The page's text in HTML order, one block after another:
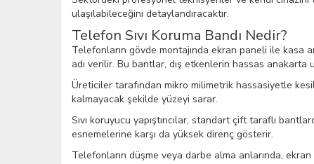
ulaşılabileceğini detaylandıracaktır.
Telefon Sıvı Koruma Bandı Nedir?
Telefonların gövde montajında ekran paneli ile kasa
adı verilir. Bu bantlar, dış etkenlerin hassas anakarta
Üreticiler tarafından mikro milimetrik hassasiyetle
kalmayacak şekilde yüzeyi sarar.
Sıvı koruyucu yapıştırıcılar, standart çift taraflı
esnemelerine karşı da yüksek direnç gösterir.
Telefonların düşme veya darbe alma anlarında,